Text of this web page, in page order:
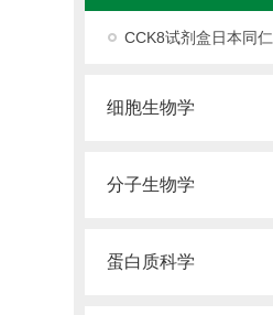
CCK8试剂盒日本同仁
细胞生物学
分子生物学
蛋白质科学